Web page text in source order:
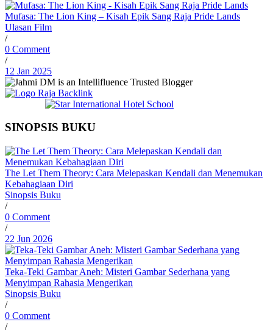
Mufasa: The Lion King – Kisah Epik Sang Raja Pride Lands
Ulasan Film
/
0 Comment
/
12 Jan 2025
SINOPSIS BUKU
The Let Them Theory: Cara Melepaskan Kendali dan Menemukan
Kebahagiaan Diri
Sinopsis Buku
/
0 Comment
/
22 Jun 2026
Teka-Teki Gambar Aneh: Misteri Gambar Sederhana yang
Menyimpan Rahasia Mengerikan
Sinopsis Buku
/
0 Comment
/